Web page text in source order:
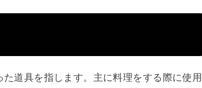
道具を指します。主に料理をする際に使用